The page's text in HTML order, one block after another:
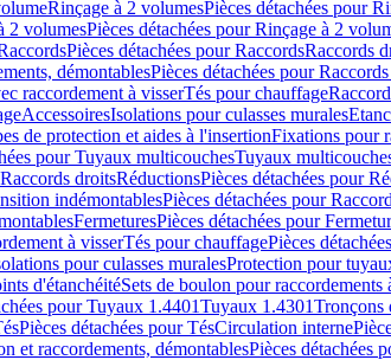
Rinçage à 2 volumesPièces détachées pour
2 volumesPièces détachées pour Rinçage à 2
Pièces détachées pour RaccordsRaccords
démontablesPièces détachées pour
raccordement à visserTés pour chauffage
AccessoiresIsolations pour culasses murales
de protection et aides à l'insertionFixations pour
pour Tuyaux multicouchesTuyaux
droitsRéductionsPièces détachées pour
indémontablesPièces détachées pour
FermeturesPièces détachées pour
à visserTés pour chauffagePièces
pour culasses muralesProtection pour
d'étanchéitéSets de boulon pour raccordements
pour Tuyaux 1.4401Tuyaux 1.4301Tronçons
Pièces détachées pour TésCirculation interne
et raccordements, démontablesPièces détachées